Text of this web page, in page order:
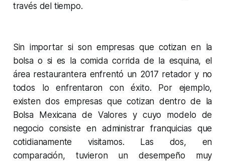
través del tiempo.
Sin importar si son empresas que cotizan en la
bolsa o si es la comida corrida de la esquina, el
área restaurantera enfrentó un 2017 retador y no
todos lo enfrentaron con éxito. Por ejemplo,
existen dos empresas que cotizan dentro de la
Bolsa Mexicana de Valores y cuyo modelo de
negocio consiste en administrar franquicias que
cotidianamente visitamos. Las dos, en
comparación, tuvieron un desempeño muy